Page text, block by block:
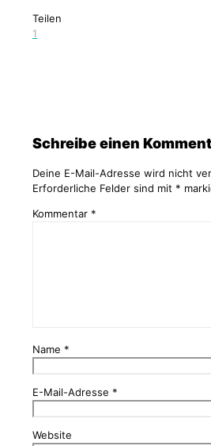
Teilen
1
Schreibe einen
Deine E-Mail-Adresse wird nicht
Erforderliche Felder sind mit *
Kommentar *
Name *
E-Mail-Adresse *
Website